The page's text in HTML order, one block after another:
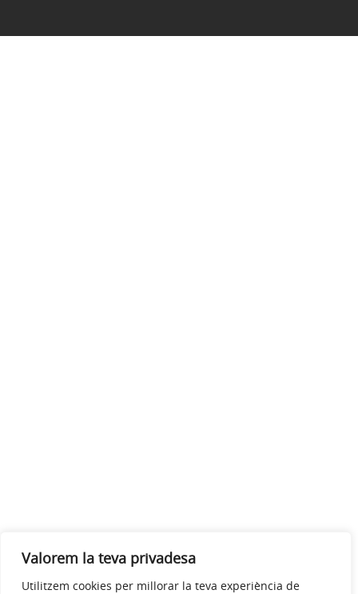
Valorem la teva privadesa
Utilitzem cookies per millorar la teva experiència de